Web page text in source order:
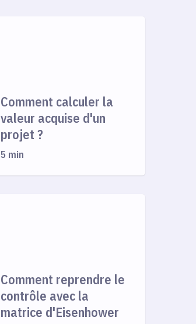
Comment calculer la
valeur acquise d'un
projet ?
5 min
Comment reprendre le
contrôle avec la
matrice d'Eisenhower